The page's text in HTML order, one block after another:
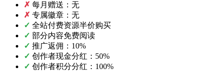
✗ 每月赠送：无
✗ 专属徽章：无
✓ 全站付费资源半价购买
✓ 部分内容免费阅读
✓ 推广返佣：10%
✓ 创作者现金分红：50%
✓ 创作者积分分红：100%